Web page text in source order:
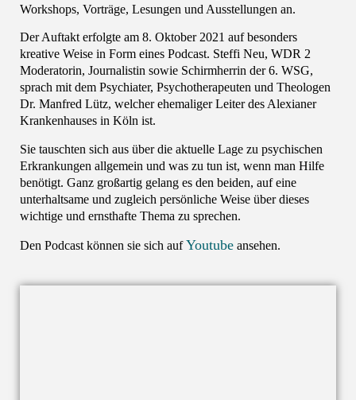
Workshops, Vorträge, Lesungen und Ausstellungen an.
Der Auftakt erfolgte am 8. Oktober 2021 auf besonders
kreative Weise in Form eines Podcast. Steffi Neu, WDR 2
Moderatorin, Journalistin sowie Schirmherrin der 6. WSG,
sprach mit dem Psychiater, Psychotherapeuten und Theologen
Dr. Manfred Lütz, welcher ehemaliger Leiter des Alexianer
Krankenhauses in Köln ist.
Sie tauschten sich aus über die aktuelle Lage zu psychischen
Erkrankungen allgemein und was zu tun ist, wenn man Hilfe
benötigt. Ganz großartig gelang es den beiden, auf eine
unterhaltsame und zugleich persönliche Weise über dieses
wichtige und ernsthafte Thema zu sprechen.
Den Podcast können sie sich aufYoutube ansehen.